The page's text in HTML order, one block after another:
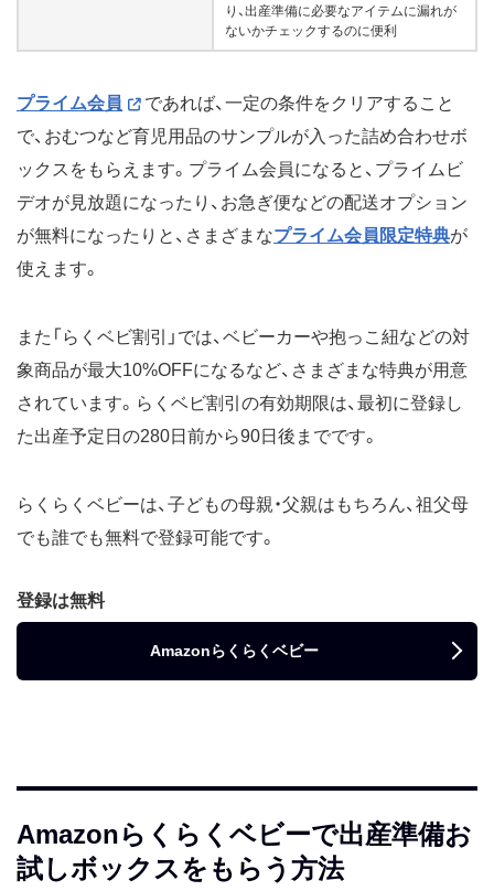
り、出産準備に必要なアイテムに漏れが
ないかチェックするのに便利
プライム会員
であれば、一定の条件をクリアすること
で、おむつなど育児用品のサンプルが入った詰め合わせボ
ックスをもらえます。プライム会員になると、プライムビ
デオが見放題になったり、お急ぎ便などの配送オプション
が無料になったりと、さまざまなプライム会員限定特典が
使えます。
また「らくベビ割引」では、ベビーカーや抱っこ紐などの対
象商品が最大10%OFFになるなど、さまざまな特典が用意
されています。らくベビ割引の有効期限は、最初に登録し
た出産予定日の280日前から90日後までです。
らくらくベビーは、子どもの母親・父親はもちろん、祖父母
でも誰でも無料で登録可能です。
登録は無料
Amazonらくらくベビー
Amazonらくらくベビーで出産準備お
試しボックスをもらう方法